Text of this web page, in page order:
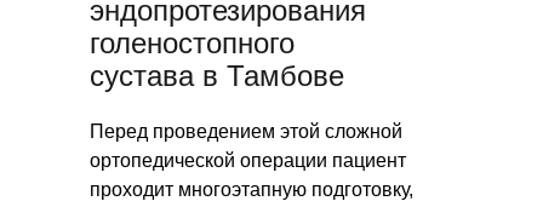
Более 15
операций по полной замене
голеностопного сустава было
произведено нашими
хирургами
Перед проведением этой сложной
ортопедической операции пациент
проходит многоэтапную подготовку,
эндопротезирования
голеностопного
сустава в Тамбове